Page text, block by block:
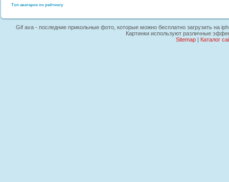
Топ аватарок по рейтингу
Gif ava - последние прикольные фото, которые можно бесплатно загрузить на
Картинки используют различные
Sitemap| Каталог